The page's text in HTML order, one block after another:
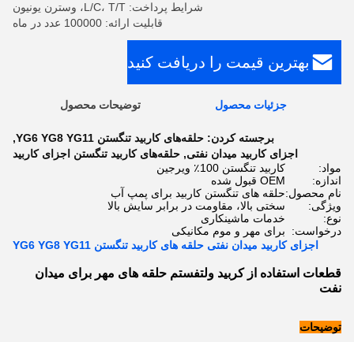
شرایط پرداخت: L/C، T/T، وسترن یونیون
قابلیت ارائه: 100000 عدد در ماه
بهترین قیمت را دریافت کنید
جزئیات محصول توضیحات محصول
برجسته کردن: حلقه‌های کاربید تنگستن YG6 YG8 YG11
,
اجزای کاربید میدان نفتی, حلقه‌های کاربید تنگستن اجزای کاربید
مواد:
کاربید تنگستن 100٪ ویرجین
اندازه:
OEM قبول شده
نام محصول:حلقه های تنگستن کاربید برای پمپ آب
ویژگی:
سختی بالا، مقاومت در برابر سایش بالا
نوع:
خدمات ماشینکاری
درخواست:
برای مهر و موم مکانیکی
اجزای کاربید میدان نفتی حلقه های کاربید تنگستن YG6 YG8 YG11
قطعات استفاده از کربید ولتفستم حلقه های مهر برای میدان
نفت
توضیحات